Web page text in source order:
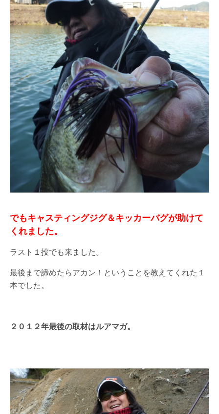
でもキャスティングジグ＆キッカーバグが助けて
くれました。
ラスト１投でも来ました。
最後まで諦めたらアカン！ということを教えてくれた１
本でした。
２０１２年最後の取材はルアマガ。